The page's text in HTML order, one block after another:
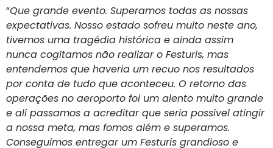
“Que grande evento. Superamos todas as nossas
expectativas. Nosso estado sofreu muito neste ano,
tivemos uma tragédia histórica e ainda assim
nunca cogitamos não realizar o Festuris, mas
entendemos que haveria um recuo nos resultados
por conta de tudo que aconteceu. O retorno das
operações no aeroporto foi um alento muito grande
e ali passamos a acreditar que seria possível atingir
a nossa meta, mas fomos além e superamos.
Conseguimos entregar um Festuris grandioso e